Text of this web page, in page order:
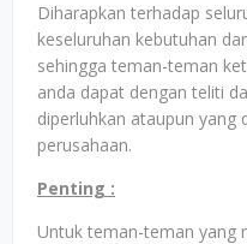
Diharapkan terhadap
keseluruhan kebutuhan
sehingga teman-teman
anda dapat dengan teliti
diperluhkan ataupun yang
perusahaan.
Penting :
Untuk teman-teman yang